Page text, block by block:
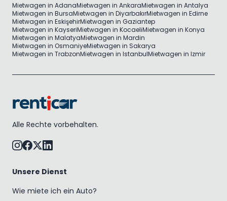
Mietwagen in AdanaMietwagen in AnkaraMietwagen in Antalya
Mietwagen in BursaMietwagen in DiyarbakırMietwagen in Edirne
Mietwagen in EskişehirMietwagen in Gaziantep
Mietwagen in KayseriMietwagen in KocaeliMietwagen in Konya
Mietwagen in MalatyaMietwagen in Mardin
Mietwagen in OsmaniyeMietwagen in Sakarya
Mietwagen in TrabzonMietwagen in IstanbulMietwagen in Izmir
Alle Rechte vorbehalten.
Unsere Dienst
Wie miete ich ein Auto?